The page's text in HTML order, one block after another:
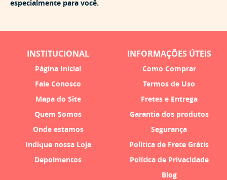
especialmente para você.
INSTITUCIONAL
Página Inicial
Fale Conosco
Mapa do Site
Quem Somos
Onde estamos
Indique nossa Loja
Depoimentos
INFORMAÇÕES ÚTEIS
Como Comprar
Termos de Uso
Fretes e Entrega
Garantia dos produtos
Segurança
Politica de Frete Grátis
Política de Privacidade
Blog